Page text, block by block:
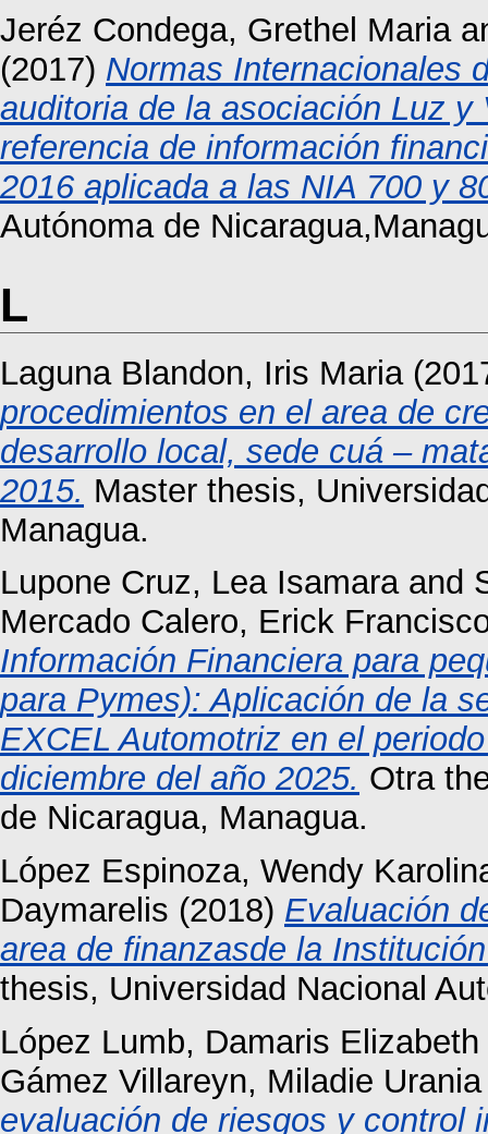
Jeréz Condega, Grethel Maria
(2017) Normas Internacionales
auditoria de la asociación Luz
referencia de información
2016 aplicada a las NIA 700 y
Autónoma de
L
Laguna Blandon, Iris Maria
procedimientos en el area de
desarrollo local, sede cuá –
2015. Master thesis,
Managua.
Lupone Cruz, Lea Isamaraand
Mercado Calero, Erick
Información Financiera para
para Pymes): Aplicación de la
EXCEL Automotriz en el
diciembre del año 2025. Otra
de Nicaragua, Managua.
López Espinoza, Wendy
Daymarelis (2018) Evaluación
area de finanzasde la
thesis, Universidad Nacional
López Lumb, Damaris Elizabeth
Gámez Villareyn, Miladie Urania
evaluación de riesgos y control